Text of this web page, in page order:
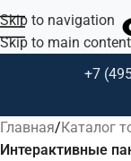
Skip to navigation
Skip to main content
+7
Главная Каталог
Интерактивные